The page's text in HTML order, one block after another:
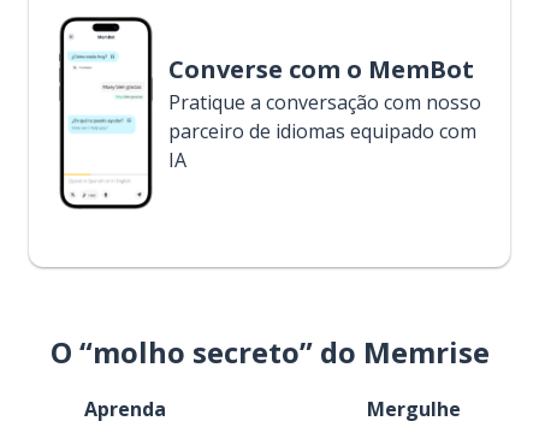
Converse com o MemBot
Pratique a conversação com nosso
parceiro de idiomas equipado com
IA
O “molho secreto” do Memrise
Aprenda Mergulhe